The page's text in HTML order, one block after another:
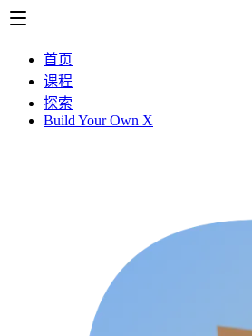
首页
课程
探索
Build Your Own X